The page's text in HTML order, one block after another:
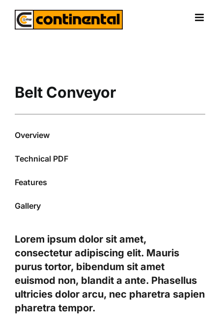
Belt Conveyor
Overview
Technical PDF
Features
Gallery
Lorem ipsum dolor sit amet,
consectetur adipiscing elit. Mauris
purus tortor, bibendum sit amet
euismod non, blandit a ante. Phasellus
ultricies dolor arcu, nec pharetra sapien
pharetra tempor.